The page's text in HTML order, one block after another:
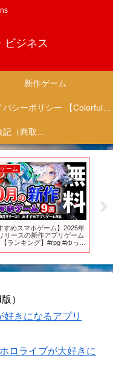
ビジネス
新作ゲーム
プライバシーポリシー 【Colorful Creation】
特定商取引法に基づく表記（商取引に関する開示）
ーム
すめスマホゲーム】2025年
リースの新作アプリゲーム
ランキング】#rpg #ゆっく
）
きになるアプリ
ロライブが大好きに